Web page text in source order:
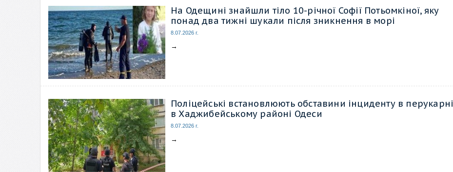
На Одещині знайшли тіло 10-річної Софії Потьомкіної, яку
понад два тижні шукали після зникнення в морі
8.07.2026 г.
→
Поліцейські встановлюють обставини інциденту в перукарні
в Хаджибейському районі Одеси
8.07.2026 г.
→